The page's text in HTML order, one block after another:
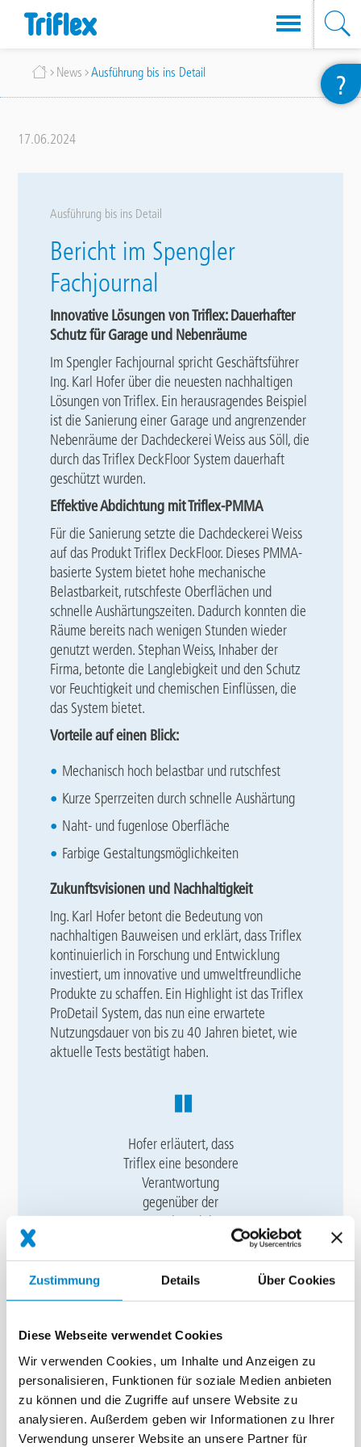
Zustimmung Details Über Cookies
Diese Webseite verwendet Cookies
Wir verwenden Cookies, um Inhalte und Anzeigen zu
personalisieren, Funktionen für soziale Medien anbieten
zu können und die Zugriffe auf unsere Website zu
analysieren. Außerdem geben wir Informationen zu Ihrer
Verwendung unserer Website an unsere Partner für
Inhalt
Breadcrumb
News Ausführung bis ins Detail
17.06.2024
Ausführung bis ins Detail
Bericht im Spengler
Fachjournal
Innovative Lösungen von Triflex: Dauerhafter
Schutz für Garage und Nebenräume
Im Spengler Fachjournal spricht Geschäftsführer
Ing. Karl Hofer über die neuesten nachhaltigen
Lösungen von Triflex. Ein herausragendes Beispiel
ist die Sanierung einer Garage und angrenzender
Nebenräume der Dachdeckerei Weiss aus Söll, die
durch das Triflex DeckFloor System dauerhaft
geschützt wurden.
Effektive Abdichtung mit Triflex-PMMA
Für die Sanierung setzte die Dachdeckerei Weiss
auf das Produkt Triflex DeckFloor. Dieses PMMA-
basierte System bietet hohe mechanische
Belastbarkeit, rutschfeste Oberflächen und
schnelle Aushärtungszeiten. Dadurch konnten die
Räume bereits nach wenigen Stunden wieder
genutzt werden. Stephan Weiss, Inhaber der
Firma, betonte die Langlebigkeit und den Schutz
vor Feuchtigkeit und chemischen Einflüssen, die
das System bietet.
Vorteile auf einen Blick:
Mechanisch hoch belastbar und rutschfest
Kurze Sperrzeiten durch schnelle Aushärtung
Naht- und fugenlose Oberfläche
Farbige Gestaltungsmöglichkeiten
Zukunftsvisionen und Nachhaltigkeit
Ing. Karl Hofer betont die Bedeutung von
nachhaltigen Bauweisen und erklärt, dass Triflex
kontinuierlich in Forschung und Entwicklung
investiert, um innovative und umweltfreundliche
Produkte zu schaffen. Ein Highlight ist das Triflex
ProDetail System, das nun eine erwartete
Nutzungsdauer von bis zu 40 Jahren bietet, wie
aktuelle Tests bestätigt haben.
Hofer erläutert, dass
Triflex eine besondere
Verantwortung
gegenüber der
Umwelt und den
25 Jahren
dokumentiert das
Unternehmen seine
Nachhaltigkeitsberich
t. Künftig sollen alle
Produkte und deren
Lebenszyklus – von
der Herstellung bis
zur Entsorgung –
?